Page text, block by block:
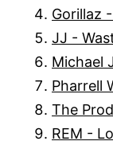
Gorillaz
JJ -
Michael
Pharrell
The
REM -